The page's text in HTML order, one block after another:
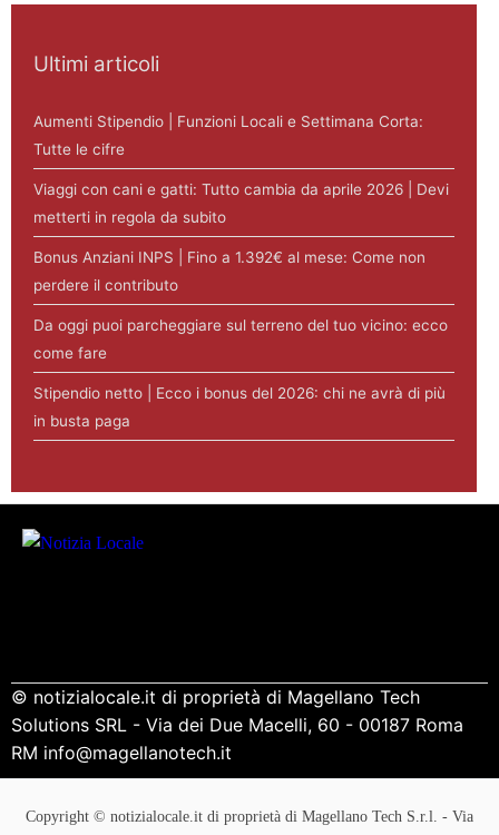
Ultimi articoli
Aumenti Stipendio | Funzioni Locali e Settimana Corta:
Tutte le cifre
Viaggi con cani e gatti: Tutto cambia da aprile 2026 | Devi
metterti in regola da subito
Bonus Anziani INPS | Fino a 1.392€ al mese: Come non
perdere il contributo
Da oggi puoi parcheggiare sul terreno del tuo vicino: ecco
come fare
Stipendio netto | Ecco i bonus del 2026: chi ne avrà di più
in busta paga
© notizialocale.it di proprietà di Magellano Tech
Solutions SRL - Via dei Due Macelli, 60 - 00187 Roma
RM info@magellanotech.it
Copyright © notizialocale.it di proprietà di Magellano Tech S.r.l. - Via